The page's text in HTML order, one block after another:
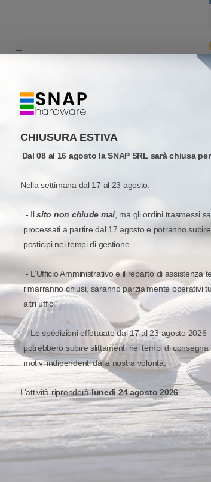
CHIUSURA ESTIVA
Dal 08 al 16 agosto la SNAP SRL sarà chiusa
Nella settimana dal 17 al 23 agosto:
- Ilsito non chiude mai , ma gli ordini trasmessi
processati a partire dal 17 agosto e potranno subire
posticipi nei tempi di gestione.
- L’Ufficio Amministrativo e il reparto di assistenza
rimarranno chiusi, saranno parzialmente operativi
altri uffici
- Le spedizioni effettuate dal 17 al 23 agosto 2026
potrebbero subire slittamenti nei tempi di consegna
motivi indipendenti dalla nostra volontà.
L’attività riprenderàlunedì 24 agosto 2026.
SCONTO 52%
Risultati: